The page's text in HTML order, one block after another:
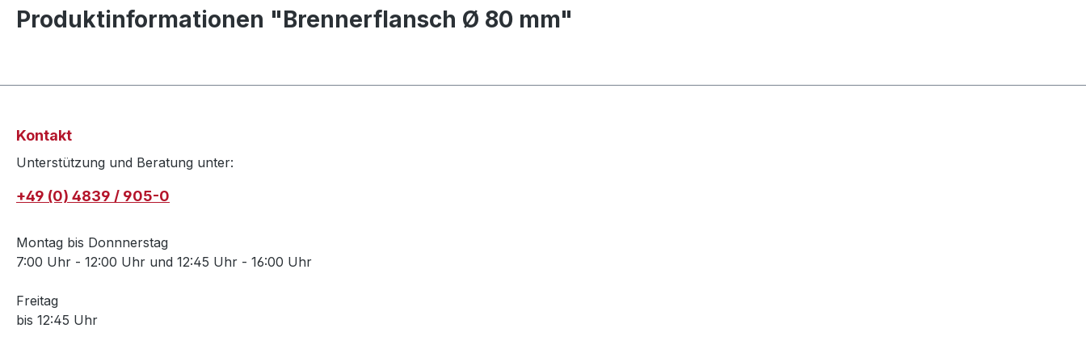
Produktinformationen "Brennerflansch Ø 80 mm"
Kontakt
Unterstützung und Beratung unter:
+49 (0) 4839 / 905-0
Montag bis Donnnerstag
7:00 Uhr - 12:00 Uhr und 12:45 Uhr - 16:00 Uhr
Freitag
bis 12:45 Uhr